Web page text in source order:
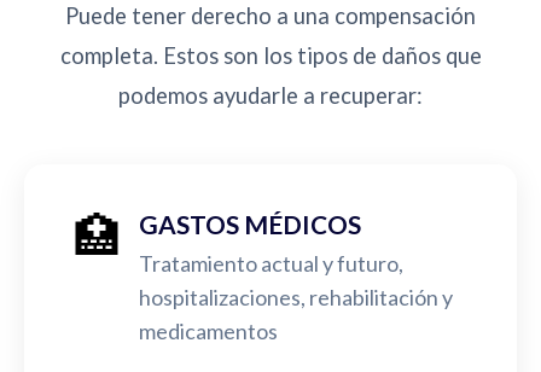
Puede tener derecho a una compensación
completa. Estos son los tipos de daños que
podemos ayudarle a recuperar:
🏥 GASTOS MÉDICOS
Tratamiento actual y futuro,
hospitalizaciones, rehabilitación y
medicamentos